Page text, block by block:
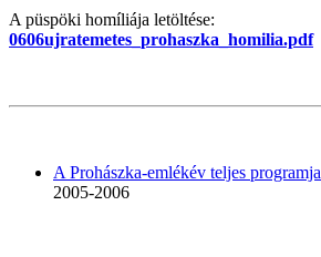
A püspöki homíliája letöltése:
0606ujratemetes_prohaszka_homilia.pdf
A Prohászka-emlékév teljes programja
2005-2006